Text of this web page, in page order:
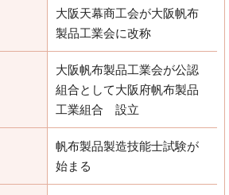
大阪天幕商工会が大阪帆布
製品工業会に改称
大阪帆布製品工業会が公認
組合として大阪府帆布製品
工業組合 設立
帆布製品製造技能士試験が
始まる